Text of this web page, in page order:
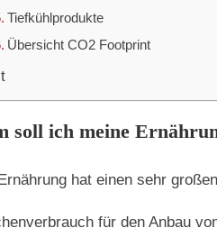
Tiefkühlprodukte
Übersicht CO2 Footprint
soll ich meine
hat einen sehr
für den Anbau